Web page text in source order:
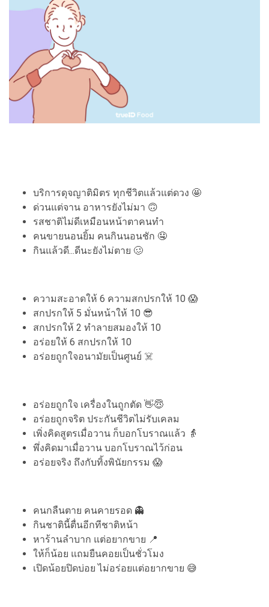
บริการดุจญาติมิตร ทุกชีวิตแล้วแต่ดวง 🤩
ด่วนแต่จาน อาหารยังไม่มา 🙃
รสชาติไม่ดีเหมือนหน้าตาคนทำ
คนขายนอนยิ้ม คนกินนอนชัก 🤤
กินแล้วดี...ดีนะยังไม่ตาย 🥴
ความสะอาดให้ 6 ความสกปรกให้ 10 😱
สกปรกให้ 5 มั่นหน้าให้ 10 😎
สกปรกให้ 2 ทำลายสมองให้ 10
อร่อยให้ 6 สกปรกให้ 10
อร่อยถูกใจอนามัยเป็นศูนย์ ☠️
อร่อยถูกใจ เครื่องในถูกตัด 👋😇
อร่อยถูกจริต ประกันชีวิตไม่รับเคลม
เพิ่งคิดสูตรเมื่อวาน ก็บอกโบราณแล้ว 👵
พึ่งคิดมาเมื่อวาน บอกโบราณไว้ก่อน
อร่อยจริง ถึงกับทิ้งพินัยกรรม 😱
คนกลืนตาย คนคายรอด 👻
กินชาตินี้ตื่นอีกทีชาติหน้า
หาร้านลำบาก แต่อยากขาย 📍
ให้ก็น้อย แถมยืนคอยเป็นชั่วโมง
เปิดน้อยปิดบ่อย ไม่อร่อยแต่อยากขาย 😅